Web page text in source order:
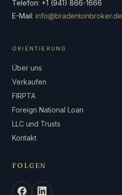
Telefon: +1 (941) 866-1666
E-Mail: info@bradentonbroker.de
ORIENTIERUNG
Über uns
Verkaufen
FIRPTA
Foreign National Loan
LLC und Trusts
Kontakt
FOLGEN